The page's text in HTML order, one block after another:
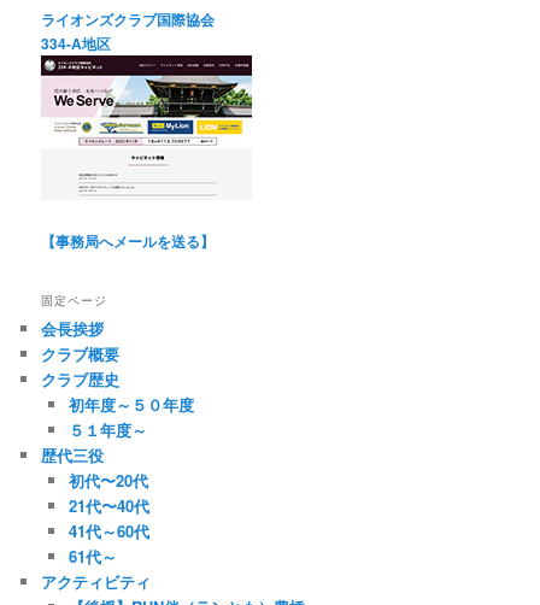
ライオンズクラブ国際協会
334-A地区
【事務局へメールを送る】
固定ページ
会長挨拶
クラブ概要
クラブ歴史
初年度～５０年度
５１年度～
歴代三役
初代〜20代
21代〜40代
41代～60代
61代～
アクティビティ